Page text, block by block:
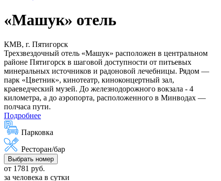
«Машук» отель
КМВ, г. Пятигорск
Трехзвездочный отель «Машук» расположен в центральном
районе Пятигорск в шаговой доступности от питьевых
минеральных источников и радоновой лечебницы. Рядом —
парк «Цветник», кинотеатр, киноконцертный зал,
краеведческий музей. До железнодорожного вокзала - 4
километра, а до аэропорта, расположенного в Минводах —
полчаса пути.
Подробнее
Парковка
Ресторан/бар
Выбрать номер
от 1781 руб.
за человека в сутки